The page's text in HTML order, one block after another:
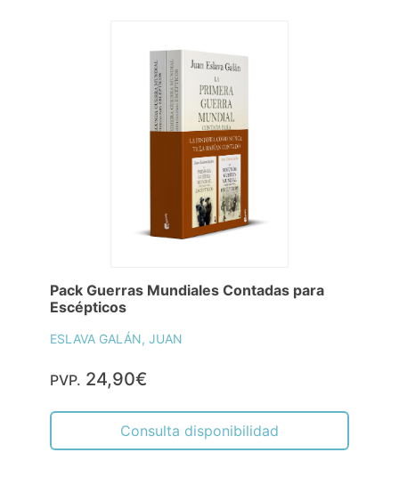
Pack Guerras Mundiales Contadas para
Escépticos
ESLAVA GALÁN, JUAN
PVP. 24,90€
Consulta disponibilidad